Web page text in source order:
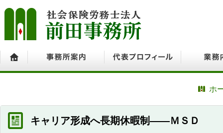
ホ
キャリア形成へ長期休暇制――ＭＳＤ